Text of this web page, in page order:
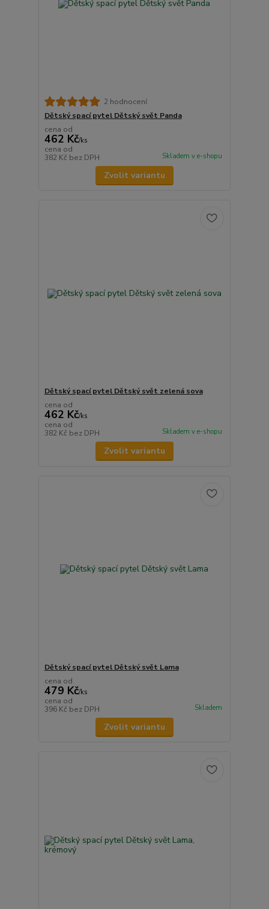
2 hodnocení
Dětský spací pytel Dětský svět Panda
cena od
462 Kč/ks
cena od
382 Kč bez DPH Skladem v e-shopu
Zvolit variantu
Dětský spací pytel Dětský svět zelená sova
cena od
462 Kč/ks
cena od
382 Kč bez DPH Skladem v e-shopu
Zvolit variantu
Dětský spací pytel Dětský svět Lama
cena od
479 Kč/ks
cena od
396 Kč bez DPH Skladem
Zvolit variantu